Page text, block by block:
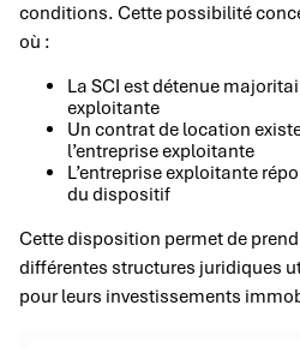
conditions. Cette possibilité
où :
La SCI est détenue
exploitante
Un contrat de location
l’entreprise exploitante
L’entreprise exploitante
du dispositif
Cette disposition permet de
différentes structures juridiques
pour leurs investissements